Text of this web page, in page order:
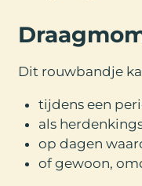
Dit rouwbandje
tijdens een
als
op dagen
of gewoon,